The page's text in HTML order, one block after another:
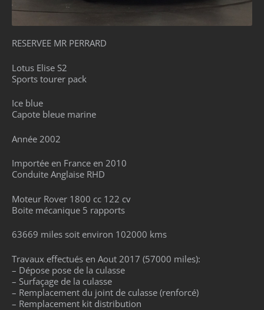
RESERVEE MR PERRARD
Lotus Elise S2
Sports tourer pack
Ice blue
Capote bleue marine
Année 2002
Importée en France en 2010
Conduite Anglaise RHD
Moteur Rover 1800 cc 122 cv
Boite mécanique 5 rapports
63669 miles soit environ 102000 kms
Travaux effectués en Aout 2017 (57000 miles):
– Dépose pose de la culasse
– Surfaçage de la culasse
– Remplacement du joint de culasse (renforcé)
– Remplacement kit distribution